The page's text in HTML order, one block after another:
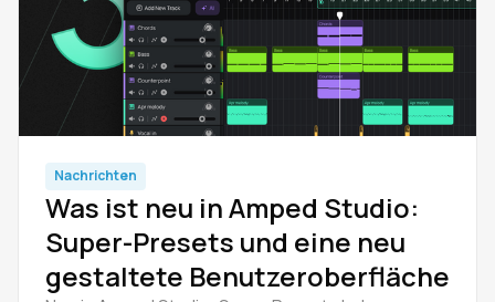
Nachrichten
Was ist neu in Amped Studio:
Super-Presets und eine neu
gestaltete Benutzeroberfläche